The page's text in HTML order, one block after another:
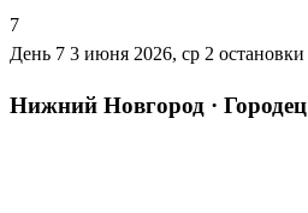
7
День 7 3 июня 2026, ср 2 остановки
Нижний Новгород · Городец